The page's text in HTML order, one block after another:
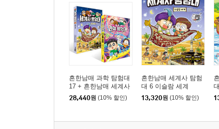
흔한남매 과학 탐험대
17 + 흔한남매 세계사
탐험대 6 최신간 세트
28,440원 (10% 할인)
흔한남매 세계사 탐험
대 6 이슬람 세계
13,320원 (10% 할인)